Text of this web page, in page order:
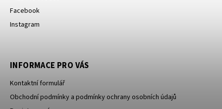
Facebook
Instagram
INFORMACE PRO VÁS
Kontaktní formulář
Obchodní podmínky a podmínky ochrany osobních údajů